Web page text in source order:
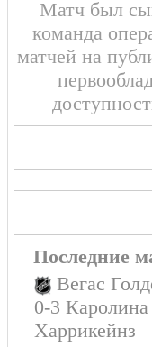
Матч был
команда
матчей на
Последние
Вегас
0-3 Каролина
Харрикейнз